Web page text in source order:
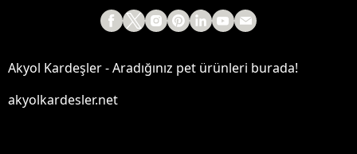
Akyol Kardeşler - Aradığınız pet ürünleri burada!
akyolkardesler.net